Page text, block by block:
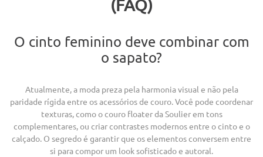
(FAQ)
O cinto feminino deve combinar com
o sapato?
Atualmente, a moda preza pela harmonia visual e não pela
paridade rígida entre os acessórios de couro. Você pode coordenar
texturas, como o couro floater da Soulier em tons
complementares, ou criar contrastes modernos entre o cinto e o
calçado. O segredo é garantir que os elementos conversem entre
si para compor um look sofisticado e autoral.